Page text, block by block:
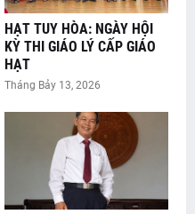
HẠT TUY HÒA: NGÀY HỘI
KỲ THI GIÁO LÝ CẤP GIÁO
HẠT
Tháng Bảy 13, 2026